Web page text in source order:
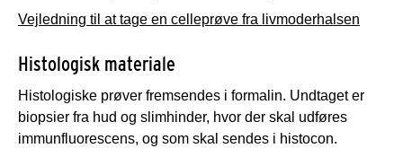
Vejledning til at tage en celleprøve fra livmoderhalsen
Histologisk materiale
Histologiske prøver fremsendes i formalin. Undtaget er
biopsier fra hud og slimhinder, hvor der skal udføres
immunfluorescens, og som skal sendes i histocon.